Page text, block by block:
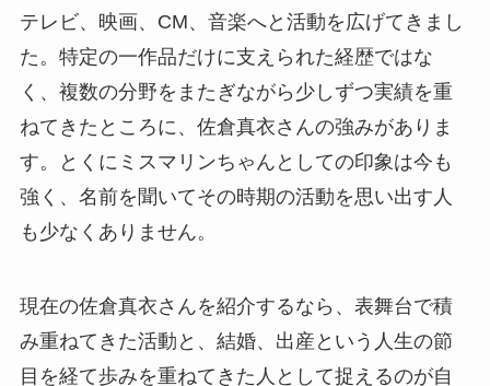
テレビ、映画、CM、音楽へと活動を広げてきまし
た。特定の一作品だけに支えられた経歴ではな
く、複数の分野をまたぎながら少しずつ実績を重
ねてきたところに、佐倉真衣さんの強みがありま
す。とくにミスマリンちゃんとしての印象は今も
強く、名前を聞いてその時期の活動を思い出す人
も少なくありません。
現在の佐倉真衣さんを紹介するなら、表舞台で積
み重ねてきた活動と、結婚、出産という人生の節
目を経て歩みを重ねてきた人として捉えるのが自